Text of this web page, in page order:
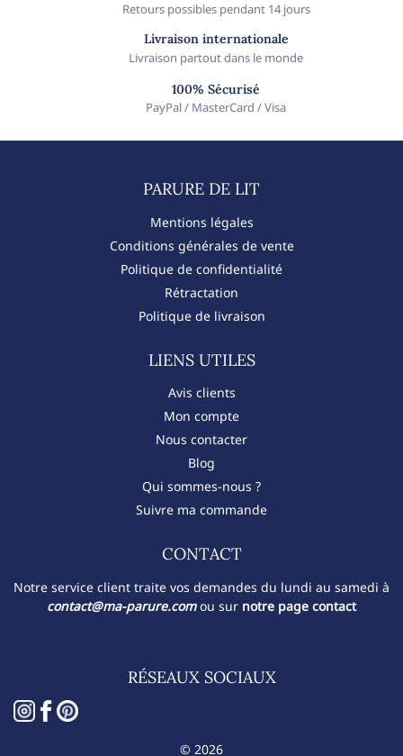
Retours possibles pendant 14 jours
Livraison internationale
Livraison partout dans le monde
100% Sécurisé
PayPal / MasterCard / Visa
PARURE DE LIT​
Mentions légales
Conditions générales de vente
Politique de confidentialité
Rétractation
Politique de livraison
LIENS UTILES
Avis clients
Mon compte
Nous contacter
Blog
Qui sommes-nous ?
Suivre ma commande
CONTACT​
Notre service client traite vos demandes du lundi au samedi à
contact@ma-parure.comou sur notre page contact
RÉSEAUX SOCIAUX
© 2026